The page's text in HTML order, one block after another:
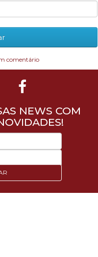
comentário
NEWS COM